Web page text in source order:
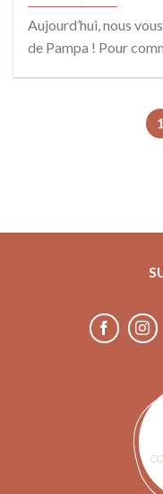
Aujourd’hui, nous
de Pampa ! Pour
1